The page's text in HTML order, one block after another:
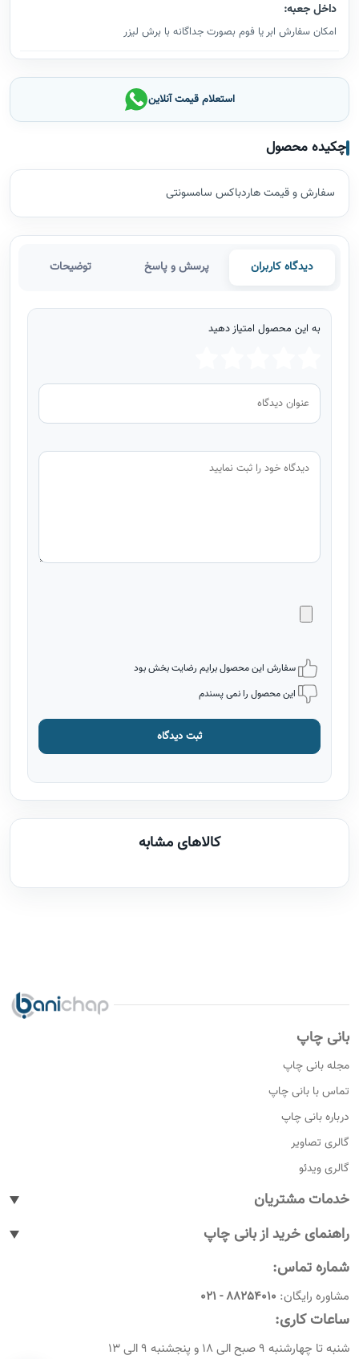
داخل جعبه:
امکان سفارش ابر یا فوم بصورت جداگانه با برش لیزر
استعلام قیمت آنلاین
چکیده محصول
سفارش و قیمت هاردباکس سامسونتی
دیدگاه کاربران پرسش و پاسخ توضیحات
به این محصول امتیاز دهید
سفارش این محصول برایم رضایت بخش بود
این محصول را نمی پسندم
ثبت دیدگاه
کالاهای مشابه
بانی چاپ
مجله بانی چاپ
تماس با بانی چاپ
درباره بانی چاپ
گالری تصاویر
گالری ویدئو
خدمات مشتریان
پیگیری سفارشات
رویه های بازگرداندن کالا
شرایط و قوانین
راهنمای خرید از بانی چاپ
نحوه ثبت سفارش
نحوه ثبت نام
نحوه ارسال سفارشات
راهنمای پرداخت
شماره تماس:
مشاوره رایگان: 88254010 - 021
ساعات کاری:
شنبه تا چهارشنبه 9 صبح الی 18 و پنجشنبه 9 الی 13